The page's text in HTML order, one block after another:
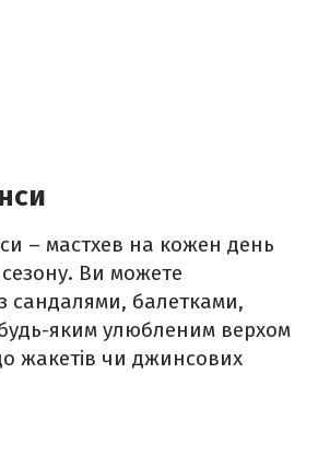
– мастхев на кожен день
Ви можете
сандалями, балетками,
яким улюбленим верхом
жакетів чи джинсових